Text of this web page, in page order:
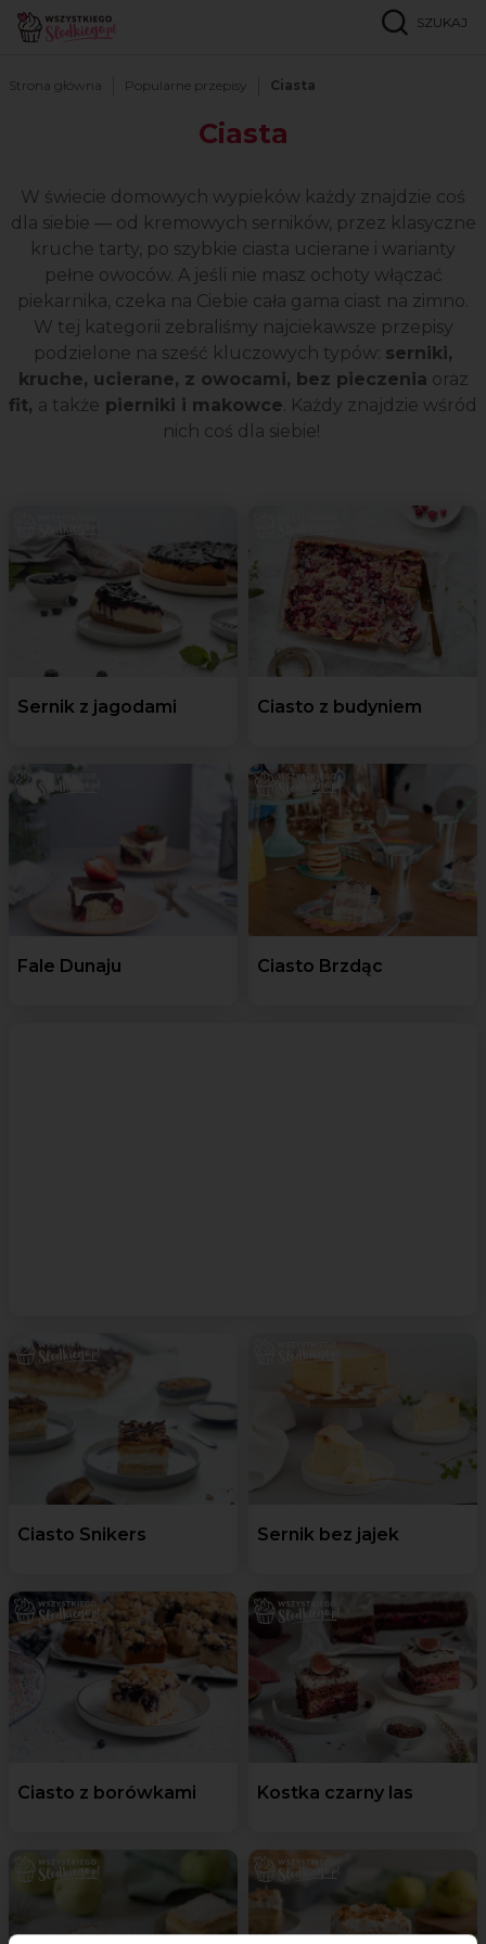
SZUKAJ
Strona główna Popularne przepisy Ciasta
Ciasta
W świecie domowych wypieków każdy znajdzie coś
dla siebie — od kremowych serników, przez klasyczne
kruche tarty, po szybkie ciasta ucierane i warianty
pełne owoców. A jeśli nie masz ochoty włączać
piekarnika, czeka na Ciebie cała gama ciast na zimno.
W tej kategorii zebraliśmy najciekawsze przepisy
podzielone na sześć kluczowych typów: serniki,
kruche, ucierane, z owocami, bez pieczenia oraz
fit, a także pierniki i makowce. Każdy znajdzie wśród
nich coś dla siebie!
Sernik z jagodami Ciasto z budyniem
Fale Dunaju Ciasto Brzdąc
Ciasto Snikers Sernik bez jajek
Ciasto z borówkami Kostka czarny las